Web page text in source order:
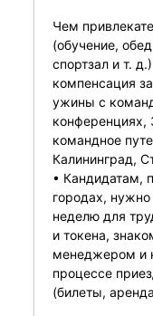
Чем
(обучение,
спортзал и т.
компенсация
ужины с
конференциях,
командное
Калининград,
• Кандидатам,
городах,
неделю для
и токена,
менеджером и
процессе
(билеты,